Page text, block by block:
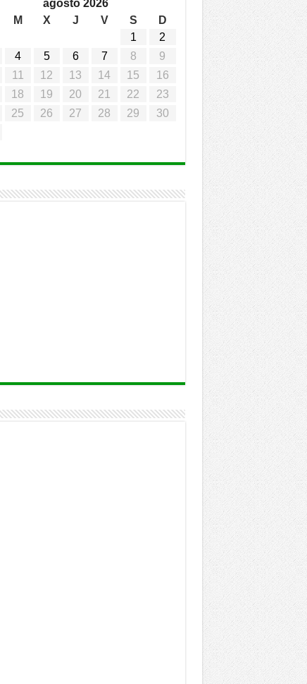
agosto 2026
M X J V S
D
1
2
4 5 6 7 8
9
11 12 13 14 15
16
18 19 20 21 22
23
25 26 27 28 29
30